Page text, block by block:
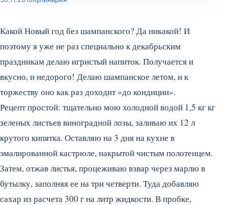
Какой Новый год без шампанского? Да никакой! И
поэтому я уже не раз специально к декабрьским
праздникам делаю игристый напиток. Получается и
вкусно, и недорого! Делаю шампанское летом, и к
торжеству оно как раз доходит «до кондиции».
Рецепт простой: тщательно мою холодной водой 1,5 кг кг
зеленых листьев виноградной лозы, заливаю их 12 л
крутого кипятка. Оставляю на 3 дня на кухне в
эмалированной кастрюле, накрытой чистым полотенцем.
Затем, отжав листья, процеживаю взвар через марлю в
бутылку, заполняя ее на три четверти. Туда добавляю
сахар из расчета 300 г на литр жидкости. В пробке,